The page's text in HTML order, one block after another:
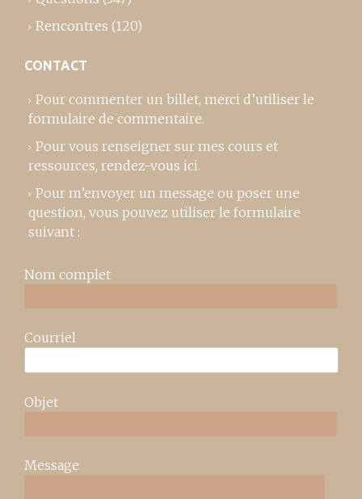
Rencontres (120)
CONTACT
Pour commenter un billet, merci d’utiliser le
formulaire de commentaire.
Pour vous renseigner sur mes cours et
ressources, rendez-vous ici.
Pour m’envoyer un message ou poser une
question, vous pouvez utiliser le formulaire
suivant :
Nom complet
Courriel
Objet
Message